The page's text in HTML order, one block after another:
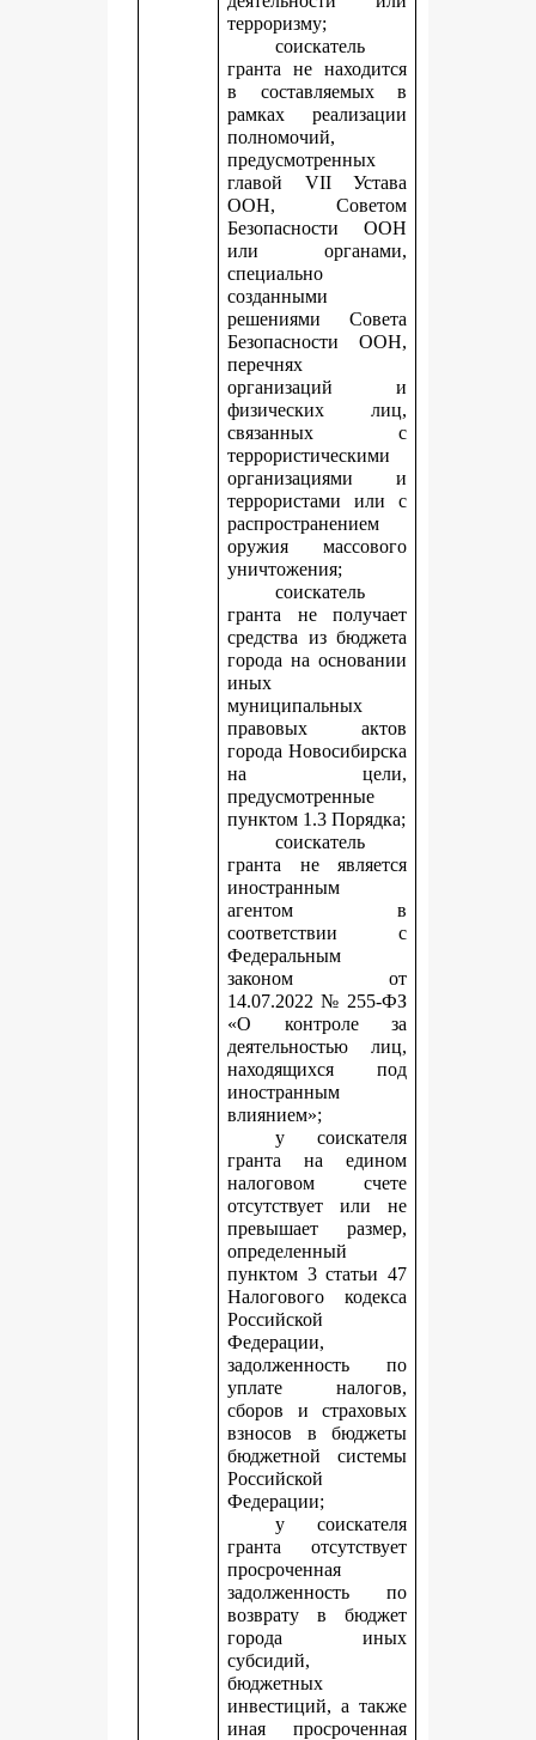
терроризму;
соискатель
гранта не находится
в составляемых в
рамках реализации
полномочий,
предусмотренных
главой VII Устава
ООН, Советом
Безопасности ООН
или органами,
специально
созданными
решениями Совета
Безопасности ООН,
перечнях
организаций и
физических лиц,
связанных с
террористическими
организациями и
террористами или с
распространением
оружия массового
уничтожения;
соискатель
гранта не получает
средства из бюджета
города на основании
иных
муниципальных
правовых актов
города Новосибирска
на цели,
предусмотренные
пунктом 1.3 Порядка;
соискатель
гранта не является
иностранным
агентом в
соответствии с
Федеральным
законом от
14.07.2022 № 255-ФЗ
«О контроле за
деятельностью лиц,
находящихся под
иностранным
влиянием»;
у соискателя
гранта на едином
налоговом счете
отсутствует или не
превышает размер,
определенный
пунктом 3 статьи 47
Налогового кодекса
Российской
Федерации,
задолженность по
уплате налогов,
сборов и страховых
взносов в бюджеты
бюджетной системы
Российской
Федерации;
у соискателя
гранта отсутствует
просроченная
задолженность по
возврату в бюджет
города иных
субсидий,
бюджетных
инвестиций, а также
иная просроченная